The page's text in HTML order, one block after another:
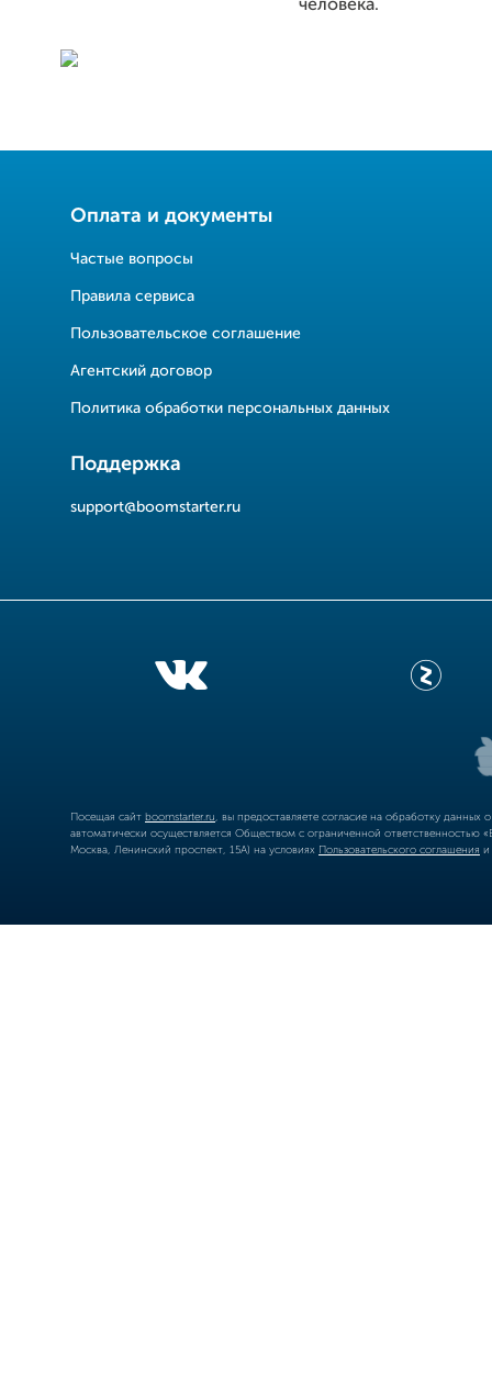
человека.
Оплата и документы
Частые вопросы
Правила сервиса
Пользовательское соглашение
Агентский договор
Политика обработки персональных данных
Поддержка
support@boomstarter.ru
Посещая сайт boomstarter.ru , вы предоставляете согласие на обработку
автоматически осуществляется Обществом с ограниченной
Москва, Ленинский проспект, 15А) на условиях Пользовательского соглашения и